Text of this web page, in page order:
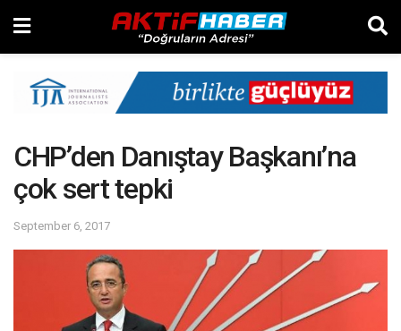
CHP’den Danıştay Başkanı’na
çok sert tepki
September 6, 2017